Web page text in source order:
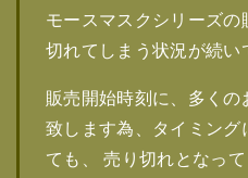
モースマスクシリーズの
切れてしまう状況が続い
販売開始時刻に、多くの
致します為、タイミング
ても、 売り切れとなっ